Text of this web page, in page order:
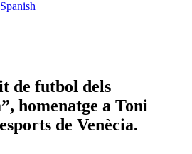
de futbol dels
homenatge a Toni
de Venècia.